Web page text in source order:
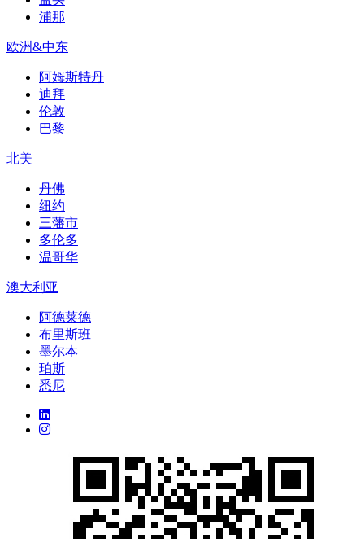
浦那
欧洲&中东
阿姆斯特丹
迪拜
伦敦
巴黎
北美
丹佛
纽约
三藩市
多伦多
温哥华
澳大利亚
阿德莱德
布里斯班
墨尔本
珀斯
悉尼